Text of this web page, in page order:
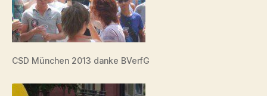
CSD München 2013 danke BVerfG